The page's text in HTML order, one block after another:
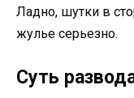
Ладно, шутки в
жулье серьезно.
Суть